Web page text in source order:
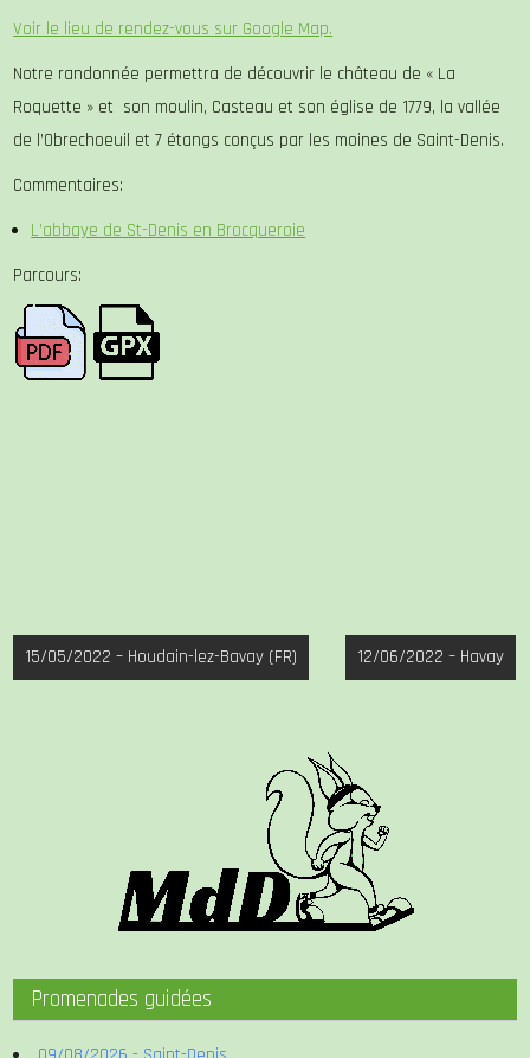
Voir le lieu de rendez-vous sur Google Map.
Notre randonnée permettra de découvrir le château de « La
Roquette » et son moulin, Casteau et son église de 1779, la vallée
de l’Obrechoeuil et 7 étangs conçus par les moines de Saint-Denis.
Commentaires:
L’abbaye de St-Denis en Brocqueroie
Parcours:
Navigation
de
15/05/2022 – Houdain-lez-Bavay (FR) 12/06/2022 – Havay
Promenades guidées